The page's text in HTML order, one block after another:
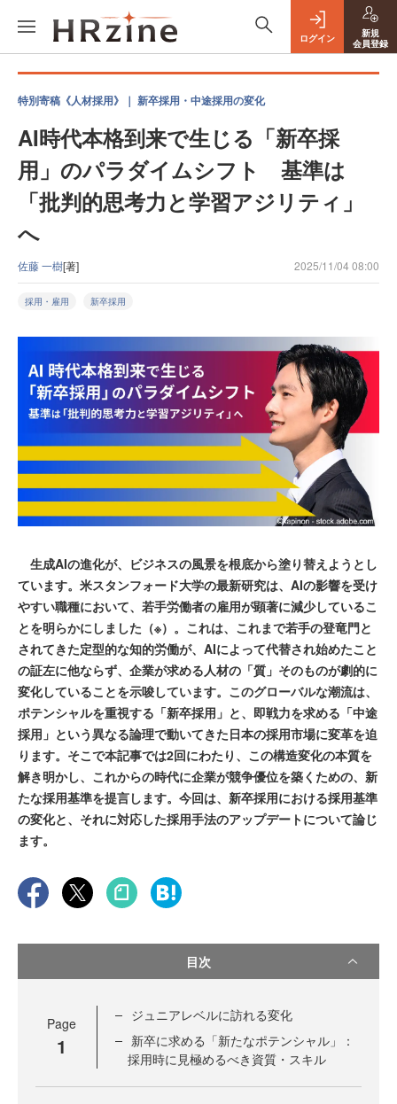
ログイン
新規
会員登録
特別寄稿《人材採用》｜ 新卒採用・中途採用の変化
AI時代本格到来で生じる「新卒採
用」のパラダイムシフト 基準は
「批判的思考力と学習アジリティ」
へ
佐藤 一樹[著] 2025/11/04 08:00
採用・雇用 新卒採用
生成AIの進化が、ビジネスの風景を根底から塗り替えようとし
ています。米スタンフォード大学の最新研究は、AIの影響を受け
やすい職種において、若手労働者の雇用が顕著に減少しているこ
とを明らかにしました（※）。これは、これまで若手の登竜門と
されてきた定型的な知的労働が、AIによって代替され始めたこと
の証左に他ならず、企業が求める人材の「質」そのものが劇的に
変化していることを示唆しています。このグローバルな潮流は、
ポテンシャルを重視する「新卒採用」と、即戦力を求める「中途
採用」という異なる論理で動いてきた日本の採用市場に変革を迫
ります。そこで本記事では2回にわたり、この構造変化の本質を
解き明かし、これからの時代に企業が競争優位を築くための、新
たな採用基準を提言します。今回は、新卒採用における採用基準
の変化と、それに対応した採用手法のアップデートについて論じ
ます。
目次
Page
1
ジュニアレベルに訪れる変化
新卒に求める「新たなポテンシャル」：
採用時に見極めるべき資質・スキル